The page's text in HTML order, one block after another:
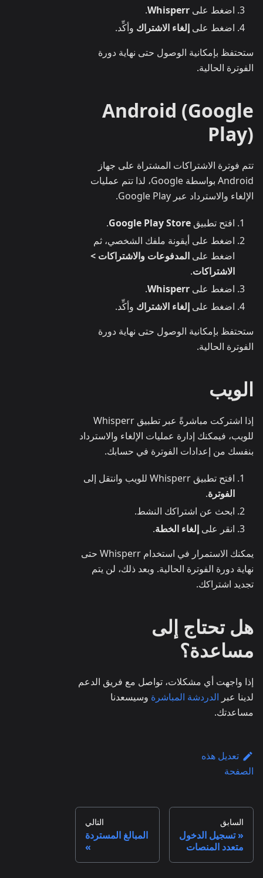
اضغط على Whisperr
.
اضغط على إلغاء الاشتراك وأكِّد.
ستحتفظ بإمكانية الوصول حتى نهاية دورة
الفوترة الحالية.
Android (Google
Play)
تتم فوترة الاشتراكات المشتراة على جهاز
Android بواسطة Google، لذا تتم عمليات
الإلغاء والاسترداد عبر Google Play.
افتح تطبيق Google Play Store
.
اضغط على أيقونة ملفك الشخصي، ثم
اضغط على المدفوعات والاشتراكات >
الاشتراكات.
اضغط على Whisperr
.
اضغط على إلغاء الاشتراك وأكِّد.
ستحتفظ بإمكانية الوصول حتى نهاية دورة
الفوترة الحالية.
الويب
إذا اشتركت مباشرةً عبر تطبيق Whisperr
للويب، فيمكنك إدارة عمليات الإلغاء والاسترداد
بنفسك من إعدادات الفوترة في حسابك.
افتح تطبيق Whisperr للويب وانتقل إلى
الفوترة.
ابحث عن اشتراكك النشط.
انقر على إلغاء الخطة.
يمكنك الاستمرار في استخدام Whisperr حتى
نهاية دورة الفوترة الحالية. وبعد ذلك، لن يتم
تجديد اشتراكك.
هل تحتاج إلى
مساعدة؟
إذا واجهت أي مشكلات، تواصل مع فريق الدعم
لدينا عبر الدردشة المباشرة وسيسعدنا
مساعدتك.
تعديل هذه
الصفحة
السابق
تسجيل الدخول
متعدد المنصات
التالي
المبالغ المستردة